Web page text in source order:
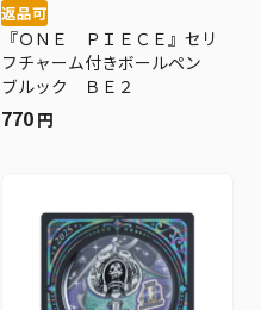
返品可
『ＯＮＥ ＰＩＥＣＥ』セリ
フチャーム付きボールペン
ブルック ＢＥ２
770 円